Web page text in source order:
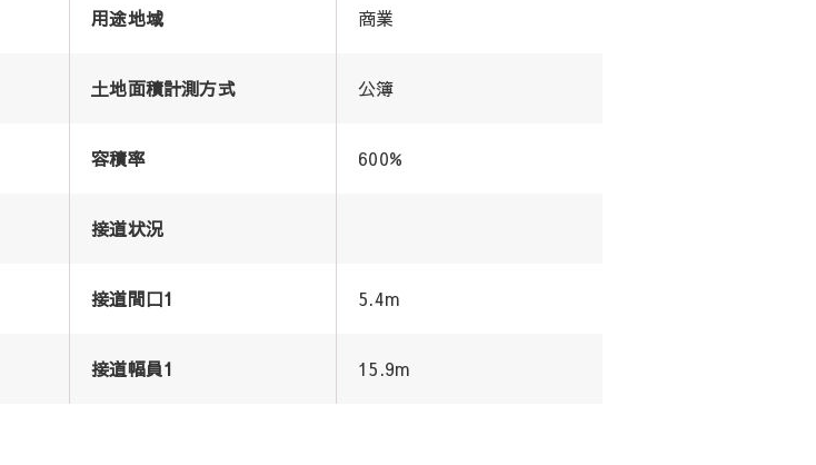
用途地域 商業
土地面積計測方式 公簿
容積率 600%
接道状況
接道間口1 5.4m
接道幅員1 15.9m